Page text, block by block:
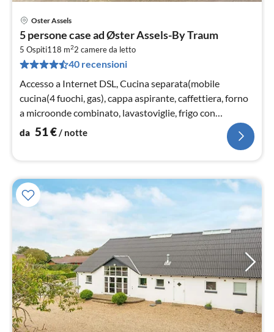
Oster Assels
5 persone case ad Øster Assels-By Traum
5 Ospiti118 m22 camere da letto
40 recensioni
Accesso a Internet DSL, Cucina separata(mobile
cucina(4 fuochi, gas), cappa aspirante, caffettiera, forno
a microonde combinato, lavastoviglie, frigo con
congelatore)
da 51€/ notte